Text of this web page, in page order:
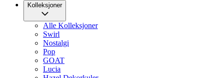
Kolleksjoner
Alle Kolleksjoner
Swirl
Nostalgi
Pop
GOAT
Lucia